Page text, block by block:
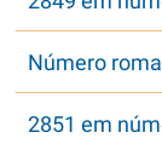
Número
2851 em